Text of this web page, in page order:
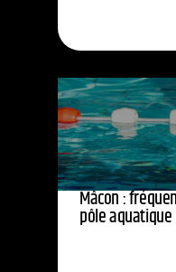
Mâcon :
pôle aquatique